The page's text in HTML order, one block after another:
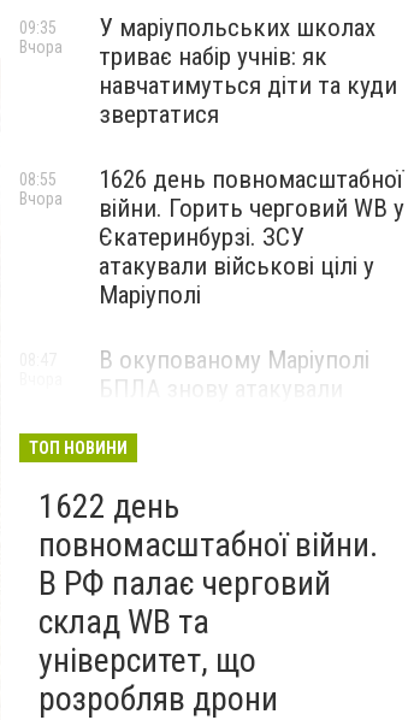
У маріупольських школах
триває набір учнів: як
навчатимуться діти та куди
звертатися
09:35
Вчора
1626 день повномасштабної
війни. Горить черговий WB у
Єкатеринбурзі. ЗСУ
атакували військові цілі у
Маріуполі
08:55
Вчора
В окупованому Маріуполі
БПЛА знову атакували
— ВІДЕО
ТОП НОВИНИ
1622 день
повномасштабної війни.
В РФ палає черговий
склад WB та
університет, що
розробляв дрони